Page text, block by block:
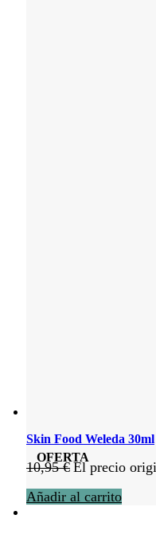
OFERTA
Skin Food Weleda 30ml
10,95€ El precio
Añadir al carrito